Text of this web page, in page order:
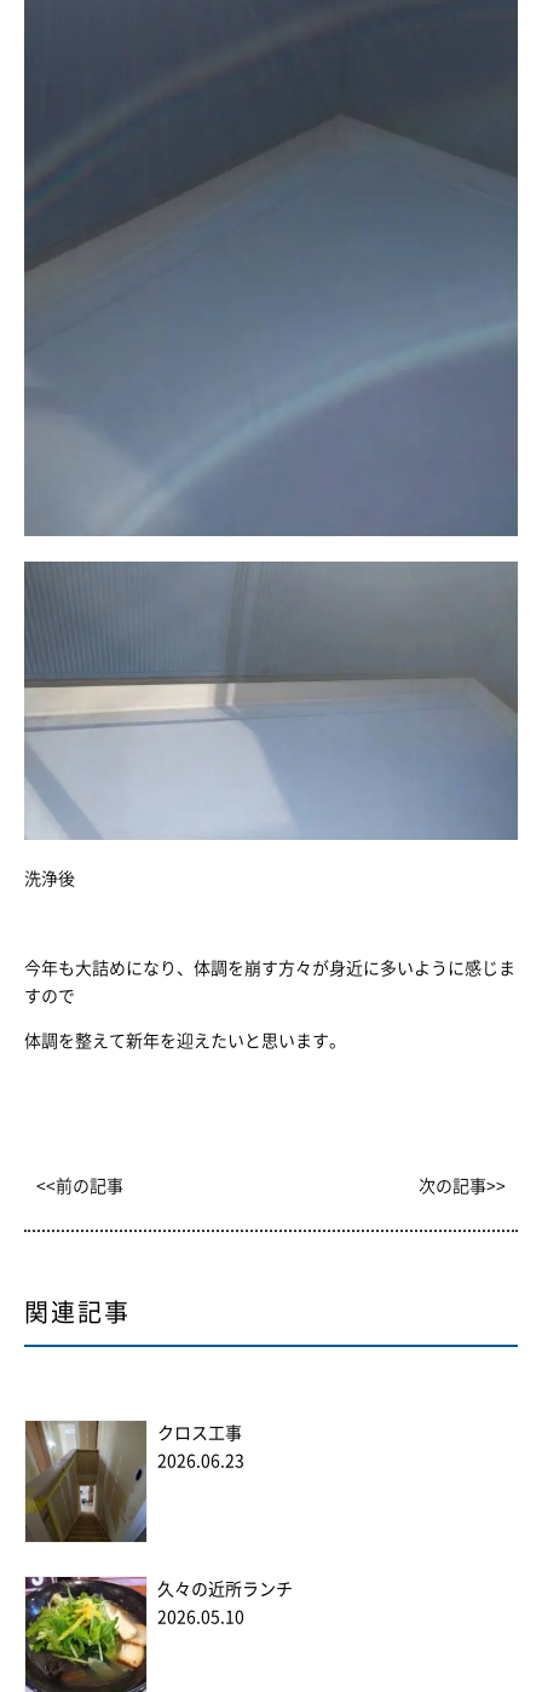
洗浄後
今年も大詰めになり、体調を崩す方々が身近に多いように感じま
すので
体調を整えて新年を迎えたいと思います。
<<前の記事 次の記事>>
関連記事
クロス工事
2026.06.23
久々の近所ランチ
2026.05.10